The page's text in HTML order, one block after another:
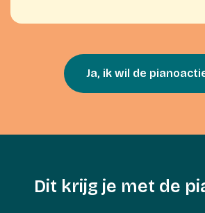
Ja, ik wil de
Dit krijg je met de